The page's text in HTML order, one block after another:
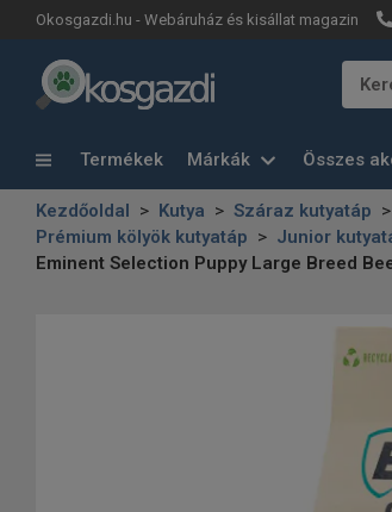
Okosgazdi.hu - Webáruház és kisállat magazin
Termékek Márkák Összes
Kezdőoldal Kutya Száraz kutyatáp
Prémium kölyök kutyatáp
Junior
Eminent Selection Puppy Large Breed